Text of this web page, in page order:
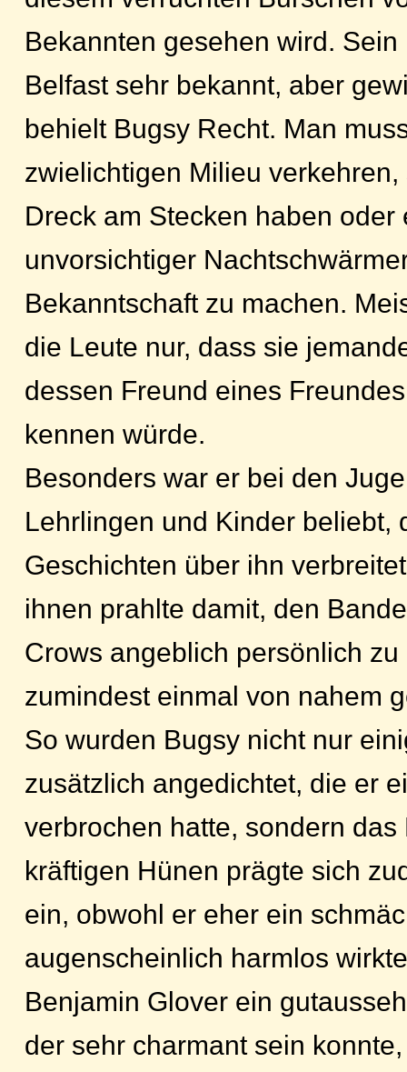
Bekannten gesehen wird.
Belfast sehr bekannt, aber
behielt Bugsy Recht. Man
zwielichtigen Milieu
Dreck am Stecken haben oder
unvorsichtiger
Bekanntschaft zu machen.
die Leute nur, dass sie
dessen Freund eines
kennen würde.
Besonders war er bei den
Lehrlingen und Kinder beliebt,
Geschichten über ihn
ihnen prahlte damit, den
Crows angeblich persönlich
zumindest einmal von nahem
So wurden Bugsy nicht nur
zusätzlich angedichtet, die er
verbrochen hatte, sondern das
kräftigen Hünen prägte sich
ein, obwohl er eher ein
augenscheinlich harmlos
Benjamin Glover ein
der sehr charmant sein